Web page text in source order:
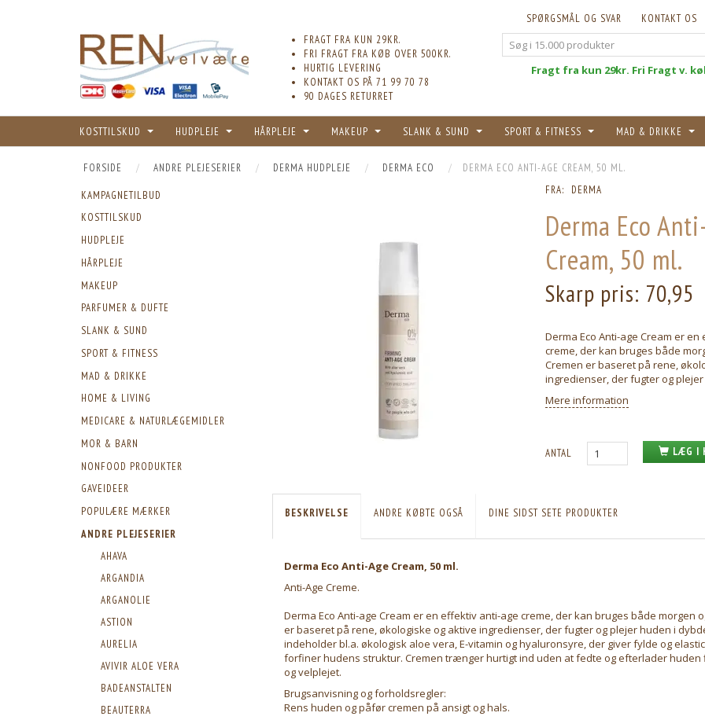
KONTAKT OS
SPØRGSMÅL OG SVAR
FRAGT FRA KUN 29KR.
FRI FRAGT FRA KØB OVER 500KR.
HURTIG LEVERING
KONTAKT OS PÅ 71 99 70 78
90 DAGES RETURRET
Fragt fra kun 29kr. Fri Fragt v.
KOSTTILSKUD HUDPLEJE HÅRPLEJE MAKEUP SLANK & SUND SPORT & FITNESS MAD & DRIKKE
FORSIDE ANDRE PLEJESERIER DERMA HUDPLEJE DERMA ECO DERMA ECO ANTI-AGE CREAM, 50 ML.
KAMPAGNETILBUD
KOSTTILSKUD
HUDPLEJE
HÅRPLEJE
MAKEUP
PARFUMER & DUFTE
SLANK & SUND
SPORT & FITNESS
MAD & DRIKKE
HOME & LIVING
MEDICARE & NATURLÆGEMIDLER
MOR & BARN
NONFOOD PRODUKTER
GAVEIDEER
POPULÆRE MÆRKER
ANDRE PLEJESERIER
AHAVA
ARGANDIA
ARGANOLIE
ASTION
AURELIA
AVIVIR ALOE VERA
BADEANSTALTEN
BEAUTERRA
FRA: DERMA
Derma Eco
Cream, 50 ml.
Skarp pris: 70,95
Derma Eco Anti-age Cream er
creme, der kan bruges både
Cremen er baseret på rene,
ingredienser, der fugter og
Mere information
ANTAL LÆG I
BESKRIVELSE ANDRE KØBTE OGSÅ DINE SIDST SETE PRODUKTER
Derma Eco Anti-Age Cream, 50 ml.
Anti-Age Creme.
Derma Eco Anti-age Cream er en effektiv anti-age creme, der kan bruges både morgen
er baseret på rene, økologiske og aktive ingredienser, der fugter og plejer huden i
indeholder bl.a. økologisk aloe vera, E-vitamin og hyaluronsyre, der giver fylde og
forfiner hudens struktur. Cremen trænger hurtigt ind uden at fedte og efterlader huden
og velplejet.
Brugsanvisning og forholdsregler:
Rens huden og påfør cremen på ansigt og hals.